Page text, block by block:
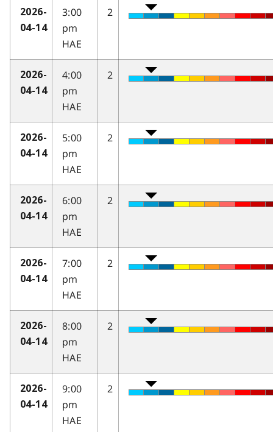
2026-
04-14
3:00
pm
HAE
2
2026-
04-14
4:00
pm
HAE
2
2026-
04-14
5:00
pm
HAE
2
2026-
04-14
6:00
pm
HAE
2
2026-
04-14
7:00
pm
HAE
2
2026-
04-14
8:00
pm
HAE
2
2026-
04-14
9:00
pm
HAE
2